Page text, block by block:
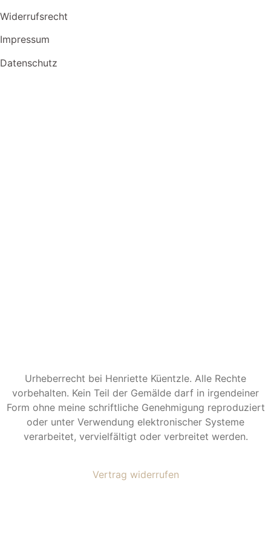
Widerrufsrecht
Impressum
Datenschutz
Urheberrecht bei Henriette Küentzle. Alle Rechte
vorbehalten. Kein Teil der Gemälde darf in irgendeiner
Form ohne meine schriftliche Genehmigung reproduziert
oder unter Verwendung elektronischer Systeme
verarbeitet, vervielfältigt oder verbreitet werden.
Vertrag widerrufen